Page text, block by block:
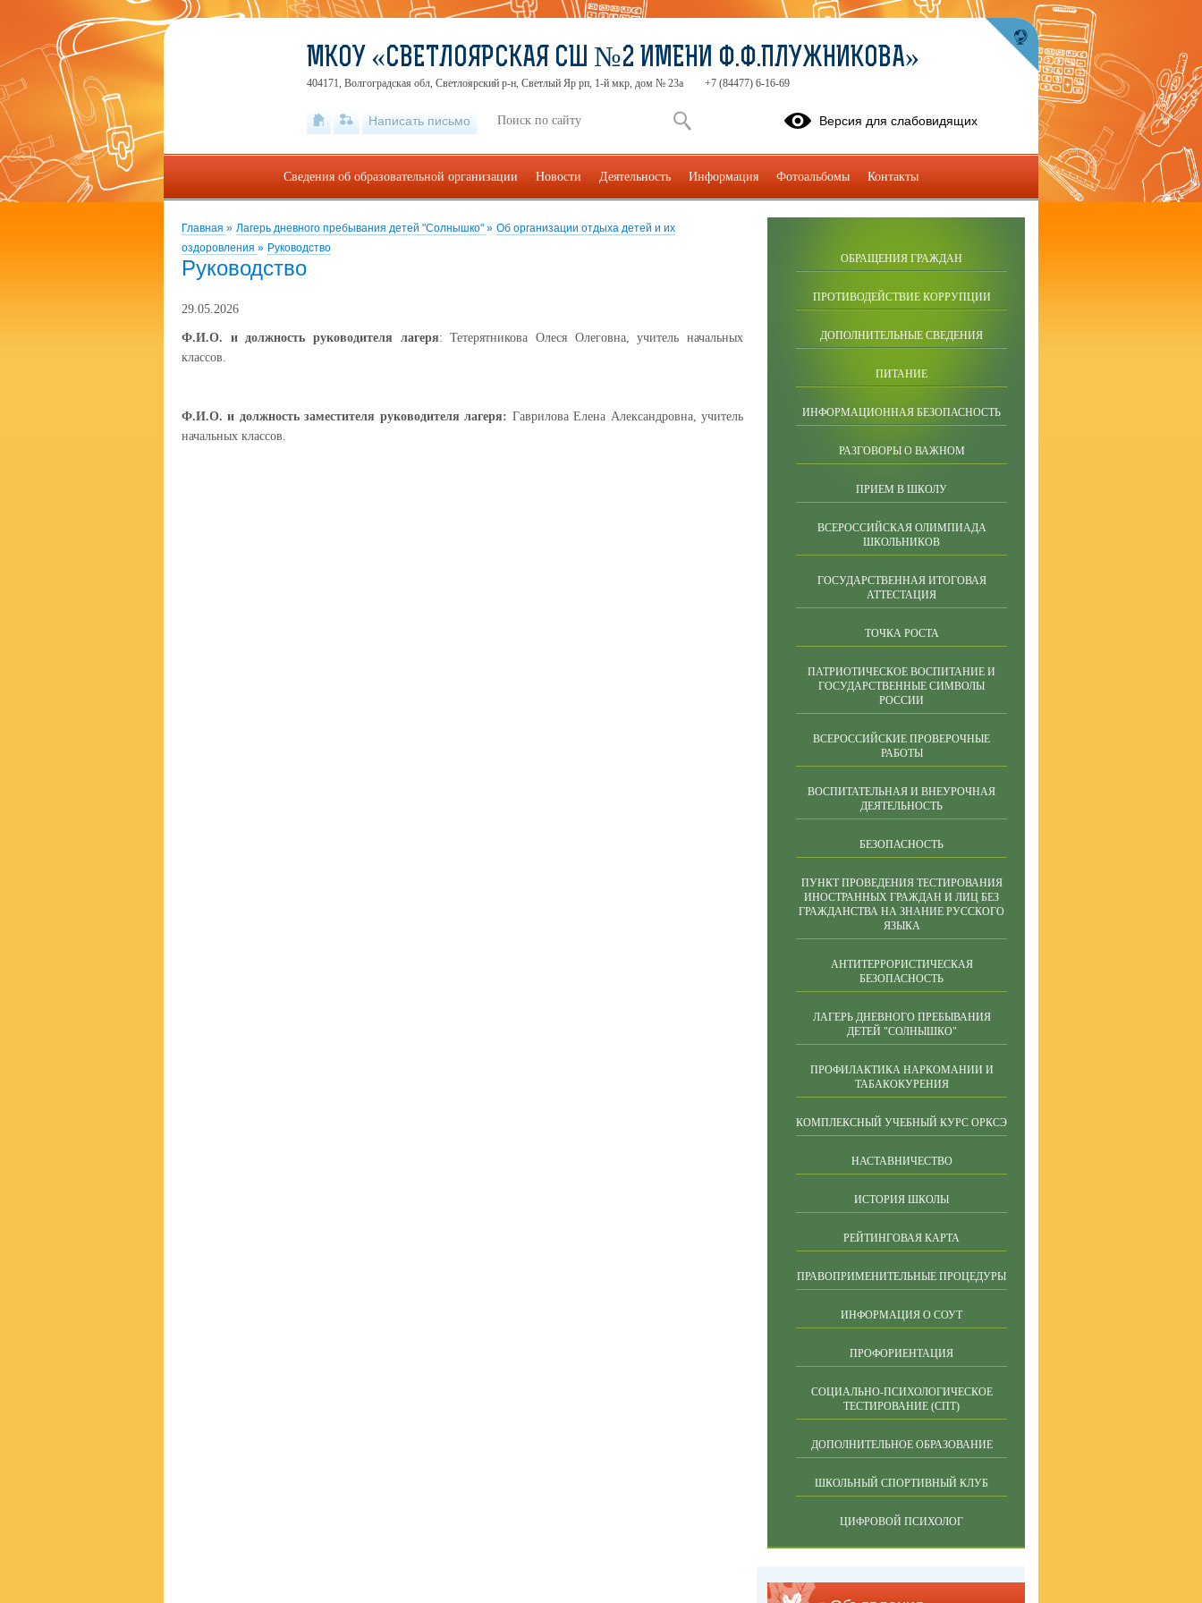
Главная » Лагерь дневного пребывания детей "Солнышко" » Об организации отдыха детей и их
оздоровления » Руководство
Руководство
29.05.2026
Ф.И.О. и должность руководителя лагеря: Тетерятникова Олеся Олеговна, учитель начальных
классов.
Ф.И.О. и должность заместителя руководителя лагеря: Гаврилова Елена Александровна, учитель
начальных классов.
ОБРАЩЕНИЯ ГРАЖДАН
ПРОТИВОДЕЙСТВИЕ КОРРУПЦИИ
ДОПОЛНИТЕЛЬНЫЕ СВЕДЕНИЯ
ПИТАНИЕ
ИНФОРМАЦИОННАЯ БЕЗОПАСНОСТЬ
РАЗГОВОРЫ О ВАЖНОМ
ПРИЕМ В ШКОЛУ
ВСЕРОССИЙСКАЯ ОЛИМПИАДА
ШКОЛЬНИКОВ
ГОСУДАРСТВЕННАЯ ИТОГОВАЯ
АТТЕСТАЦИЯ
ТОЧКА РОСТА
ПАТРИОТИЧЕСКОЕ ВОСПИТАНИЕ И
ГОСУДАРСТВЕННЫЕ СИМВОЛЫ
РОССИИ
ВСЕРОССИЙСКИЕ ПРОВЕРОЧНЫЕ
РАБОТЫ
ВОСПИТАТЕЛЬНАЯ И ВНЕУРОЧНАЯ
ДЕЯТЕЛЬНОСТЬ
БЕЗОПАСНОСТЬ
ПУНКТ ПРОВЕДЕНИЯ ТЕСТИРОВАНИЯ
ИНОСТРАННЫХ ГРАЖДАН И ЛИЦ БЕЗ
ГРАЖДАНСТВА НА ЗНАНИЕ РУССКОГО
ЯЗЫКА
АНТИТЕРРОРИСТИЧЕСКАЯ
БЕЗОПАСНОСТЬ
ЛАГЕРЬ ДНЕВНОГО ПРЕБЫВАНИЯ
ДЕТЕЙ "СОЛНЫШКО"
ПРОФИЛАКТИКА НАРКОМАНИИ И
ТАБАКОКУРЕНИЯ
КОМПЛЕКСНЫЙ УЧЕБНЫЙ КУРС ОРКСЭ
НАСТАВНИЧЕСТВО
ИСТОРИЯ ШКОЛЫ
РЕЙТИНГОВАЯ КАРТА
ПРАВОПРИМЕНИТЕЛЬНЫЕ ПРОЦЕДУРЫ
ИНФОРМАЦИЯ О СОУТ
ПРОФОРИЕНТАЦИЯ
СОЦИАЛЬНО-ПСИХОЛОГИЧЕСКОЕ
ТЕСТИРОВАНИЕ (СПТ)
ДОПОЛНИТЕЛЬНОЕ ОБРАЗОВАНИЕ
ШКОЛЬНЫЙ СПОРТИВНЫЙ КЛУБ
ЦИФРОВОЙ ПСИХОЛОГ
МКОУ «СВЕТЛОЯРСКАЯ СШ №2 ИМЕНИ Ф.Ф.ПЛУЖНИКОВА»
404171, Волгоградская обл, Светлоярский р-н, Светлый Яр рп, 1-й мкр, дом № 23а +7 (84477) 6-16-69
Написать письмо Версия для слабовидящих
Сведения об образовательной организации Новости Деятельность Информация Фотоальбомы Контакты